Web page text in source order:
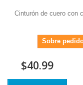
Cinturón de cuero con
Sobre
$40.99